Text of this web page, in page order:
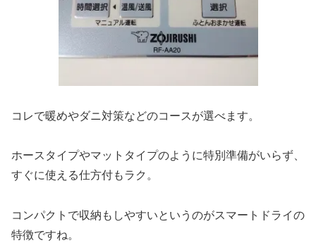
コレで暖めやダニ対策などのコースが選べます。
ホースタイプやマットタイプのように特別準備がいらず、
すぐに使える仕方付もラク。
コンパクトで収納もしやすいというのがスマートドライの
特徴ですね。